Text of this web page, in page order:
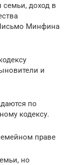
семьи, доход в
Минфина
и
по
кодексу.
праве
но